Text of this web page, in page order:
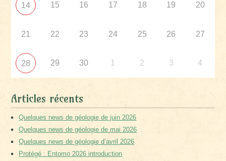
14 15 16 17 18 19 20
21 22 23 24 25 26 27
28 29 30 1 2 3 4
Articles récents
Quelques news de géologie de juin 2026
Quelques news de géologie de mai 2026
Quelques news de géologie d’avril 2026
Protégé : Entomo 2026 introduction